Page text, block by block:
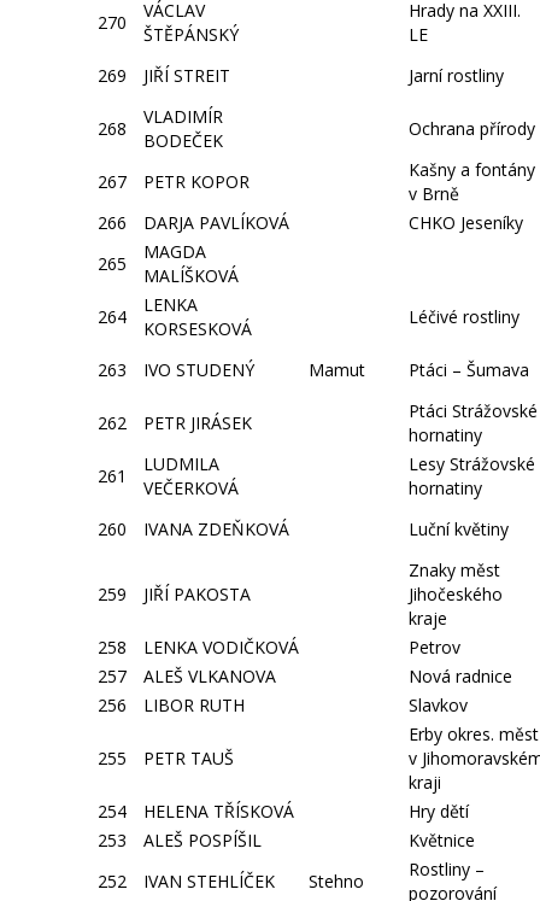
270
VÁCLAV
ŠTĚPÁNSKÝ
Hrady na XXIII.
LE
269
JIŘÍ STREIT Jarní rostliny
268
VLADIMÍR
BODEČEK
Ochrana přírody
267 PETR KOPOR
Kašny a fontány
v Brně
266
DARJA PAVLÍKOVÁ
CHKO Jeseníky
265
MAGDA
MALÍŠKOVÁ
264
LENKA
KORSESKOVÁ
Léčivé rostliny
263 IVO STUDENÝ Mamut Ptáci – Šumava
262 PETR JIRÁSEK
Ptáci Strážovské
hornatiny
261
LUDMILA
VEČERKOVÁ
Lesy Strážovské
hornatiny
260
IVANA ZDEŇKOVÁ Luční květiny
259 JIŘÍ PAKOSTA
Znaky měst
Jihočeského
kraje
258
LENKA VODIČKOVÁ
Petrov
257
ALEŠ VLKANOVA
Nová radnice
256
LIBOR RUTH Slavkov
255 PETR TAUŠ
Erby okres. měst
v
kraji
254
HELENA TŘÍSKOVÁ
Hry dětí
253
ALEŠ POSPÍŠIL
Květnice
252
IVAN STEHLÍČEK Stehno
Rostliny –
pozorování